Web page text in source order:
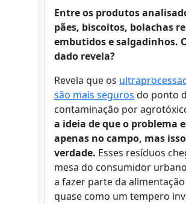
Entre os produtos
pães, biscoitos, bolachas
embutidos e salgadinhos.
dado revela?
Revela que os
são mais seguros do ponto
contaminação por
a ideia de que o problema
apenas no campo, mas
verdade. Esses resíduos
mesa do consumidor
a fazer parte da
quase como um tempero